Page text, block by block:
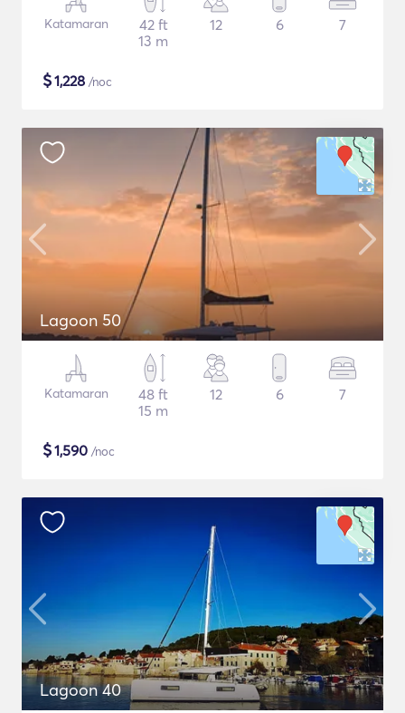
Katamaran
42 ft
13 m
12 6 7
$1,228 /noc
Lagoon 50
Katamaran
48 ft
15 m
12 6 7
$1,590 /noc
Lagoon 40